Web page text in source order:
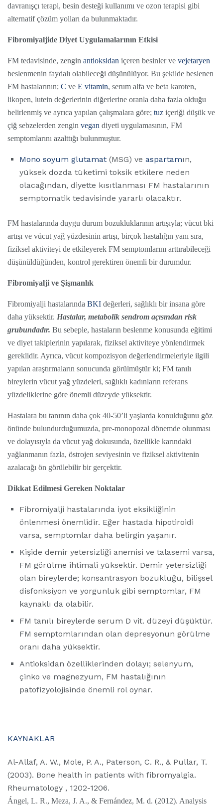
davranışçı terapi, besin desteği kullanımı ve ozon terapisi gibi
alternatif çözüm yolları da bulunmaktadır.
Fibromiyaljide Diyet Uygulamalarının Etkisi
FM tedavisinde, zengin antioksidan içeren besinler ve vejetaryen
beslenmenin faydalı olabileceği düşünülüyor. Bu şekilde beslenen
FM hastalarının; C ve E vitamin, serum alfa ve beta karoten,
likopen, lutein değerlerinin diğerlerine oranla daha fazla olduğu
belirlenmiş ve ayrıca yapılan çalışmalara göre; tuz içeriği düşük ve
çiğ sebzelerden zengin vegan diyeti uygulamasının, FM
semptomlarını azalttığı bulunmuştur.
Mono soyum glutamat (MSG) ve aspartamın,
yüksek dozda tüketimi toksik etkilere neden
olacağından, diyette kısıtlanması FM hastalarının
semptomatik tedavisinde yararlı olacaktır.
FM hastalarında duygu durum bozukluklarının artışıyla; vücut bki
artışı ve vücut yağ yüzdesinin artışı, birçok hastalığın yanı sıra,
fiziksel aktiviteyi de etkileyerek FM semptomlarını arttırabileceği
düşünüldüğünden, kontrol gerektiren önemli bir durumdur.
Fibromiyalji ve Şişmanlık
Fibromiyalji hastalarında BKI değerleri, sağlıklı bir insana göre
daha yüksektir. Hastalar, metabolik sendrom açısından risk
grubundadır. Bu sebeple, hastaların beslenme konusunda eğitimi
ve diyet takiplerinin yapılarak, fiziksel aktiviteye yönlendirmek
gereklidir. Ayrıca, vücut kompozisyon değerlendirmeleriyle ilgili
yapılan araştırmaların sonucunda görülmüştür ki; FM tanılı
bireylerin vücut yağ yüzdeleri, sağlıklı kadınların referans
yüzdeliklerine göre önemli düzeyde yüksektir.
Hastalara bu tanının daha çok 40-50’li yaşlarda konulduğunu göz
önünde bulundurduğumuzda, pre-monopozal dönemde olunması
ve dolayısıyla da vücut yağ dokusunda, özellikle karındaki
yağlanmanın fazla, östrojen seviyesinin ve fiziksel aktivitenin
azalacağı ön görülebilir bir gerçektir.
Dikkat Edilmesi Gereken Noktalar
Fibromiyalji hastalarında iyot eksikliğinin
önlenmesi önemlidir. Eğer hastada hipotiroidi
varsa, semptomlar daha belirgin yaşanır.
Kişide demir yetersizliği anemisi ve talasemi varsa,
FM görülme ihtimali yüksektir. Demir yetersizliği
olan bireylerde; konsantrasyon bozukluğu, bilişsel
disfonksiyon ve yorgunluk gibi semptomlar, FM
kaynaklı da olabilir.
FM tanılı bireylerde serum D vit. düzeyi düşüktür.
FM semptomlarından olan depresyonun görülme
oranı daha yüksektir.
Antioksidan özelliklerinden dolayı; selenyum,
çinko ve magnezyum, FM hastalığının
patofizyolojisinde önemli rol oynar.
KAYNAKLAR
Al-Allaf, A. W., Mole, P. A., Paterson, C. R., & Pullar, T.
(2003). Bone health in patients with fibromyalgia.
Rheumatology , 1202-1206.
Ángel, L. R., Meza, J. A., & Fernández, M. d. (2012). Analysis